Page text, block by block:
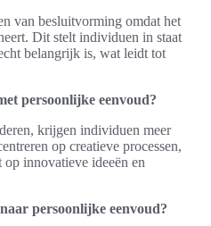
van besluitvorming omdat het
Dit stelt individuen in staat
belangrijk is, wat leidt tot
persoonlijke eenvoud?
krijgen individuen meer
op creatieve processen,
innovatieve ideeën en
persoonlijke eenvoud?